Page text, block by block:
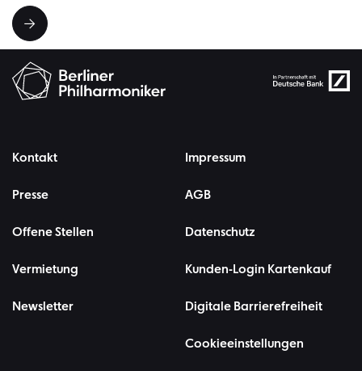
Kontakt
Presse
Offene Stellen
Vermietung
Newsletter
Impressum
AGB
Datenschutz
Kunden-Login Kartenkauf
Digitale Barrierefreiheit
Cookieeinstellungen